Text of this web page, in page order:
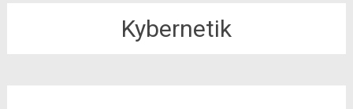
Kybernetik